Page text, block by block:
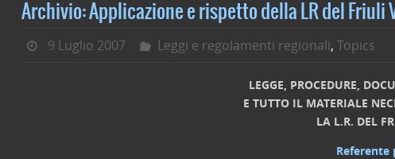
Archivio: Applicazione e rispetto della LR del Friuli
9 Luglio 2007 Leggi e regolamenti regionali, Topics
LEGGE, PROCEDURE,
E TUTTO IL MATERIALE
LA L.R. DEL
Referente